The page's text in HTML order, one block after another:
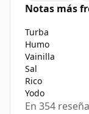
Notas más
Turba
Humo
Vainilla
Sal
Rico
Yodo
En 354